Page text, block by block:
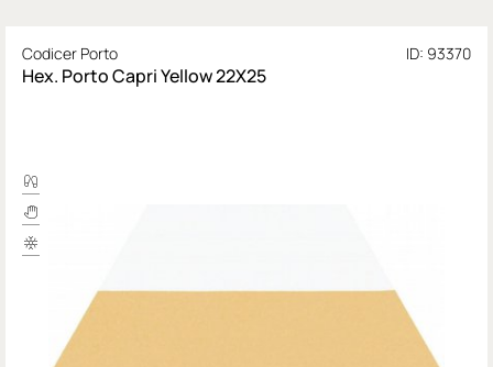
Codicer Porto ID: 93370
Hex. Porto Capri Yellow 22X25